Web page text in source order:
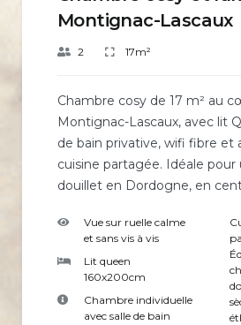
Montignac-Lascaux
2 17m²
Chambre cosy de 17 m² au
Montignac-Lascaux, avec lit
de bain privative, wifi fibre et
cuisine partagée. Idéale pour
douillet en Dordogne, en
Vue sur ruelle calme
et sans vis à vis
Lit queen
160x200cm
Chambre individuelle
avec salle de bain